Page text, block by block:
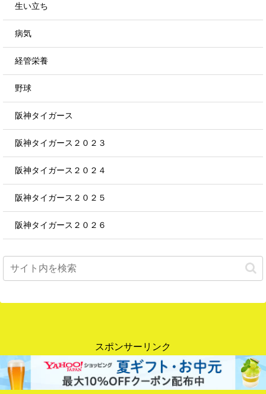
生い立ち
病気
経管栄養
野球
阪神タイガース
阪神タイガース２０２３
阪神タイガース２０２４
阪神タイガース２０２５
阪神タイガース２０２６
スポンサーリンク